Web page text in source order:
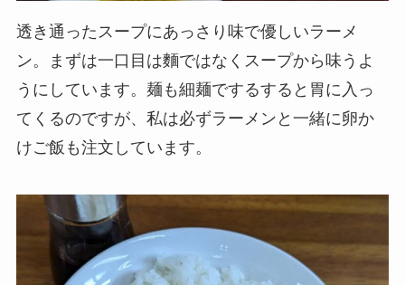
透き通ったスープにあっさり味で優しいラーメ
ン。まずは一口目は麵ではなくスープから味うよ
うにしています。麺も細麺でするすると胃に入っ
てくるのですが、私は必ずラーメンと一緒に卵か
けご飯も注文しています。